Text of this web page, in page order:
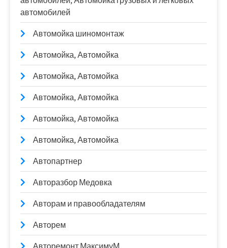
автомобилей
Автомойка шиномонтаж
Автомойка, Автомойка
Автомойка, Автомойка
Автомойка, Автомойка
Автомойка, Автомойка
Автомойка, Автомойка
Автопартнер
Авторазбор Медовка
Авторам и правообладателям
Авторем